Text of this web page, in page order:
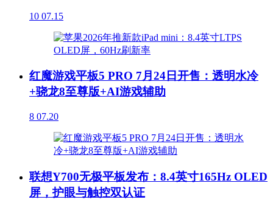
10 07.15
红魔游戏平板5 PRO 7月24日开售：透明水冷
+骁龙8至尊版+AI游戏辅助
8 07.20
联想Y700无极平板发布：8.4英寸165Hz OLED
屏，护眼与触控双认证